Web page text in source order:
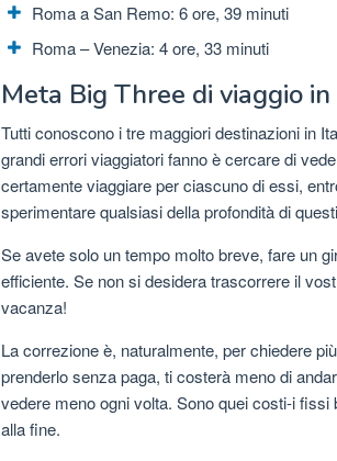
Roma a San Remo: 6 ore, 39 minuti
Roma – Venezia: 4 ore, 33 minuti
Meta Big Three di viaggio
Tutti conoscono i tre maggiori destinazioni in
grandi errori viaggiatori fanno è cercare di
certamente viaggiare per ciascuno di essi,
sperimentare qualsiasi della profondità di
Se avete solo un tempo molto breve, fare un
efficiente. Se non si desidera trascorrere il
vacanza!
La correzione è, naturalmente, per chiedere
prenderlo senza paga, ti costerà meno di
vedere meno ogni volta. Sono quei costi-i
alla fine.